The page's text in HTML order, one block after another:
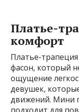
Платье-
комфорт
Платье-
фасон, который
ощущение
девушек,
движений. Мини